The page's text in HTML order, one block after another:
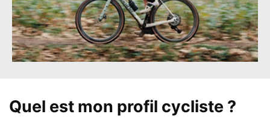
Quel est mon profil cycliste ?